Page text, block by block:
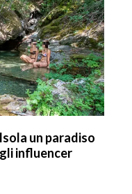
un paradiso
influencer